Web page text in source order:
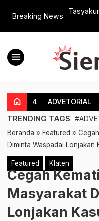
Breaking News
1 Klaten
menu
home 4 ADVETORIAL
TRENDING TAGS
Beranda » Featured »
Diminta Waspadai Lonjakan
Featured Klaten
Cegah
Masyarakat
Lonjakan